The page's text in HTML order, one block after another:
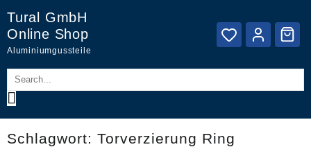
content
Tural GmbH
Online Shop
Aluminiumgussteile
Schlagwort: Torverzierung Ring